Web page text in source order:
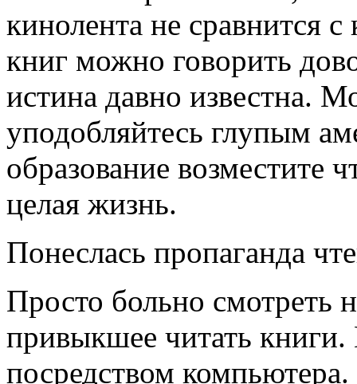
кинолента не сравнится
книг можно говорить
истина давно известна.
уподобляйтесь глупым
образование возместите
целая жизнь.
Понеслась пропаганда
Просто больно смотреть
привыкшее читать книги.
посредством компьютера.